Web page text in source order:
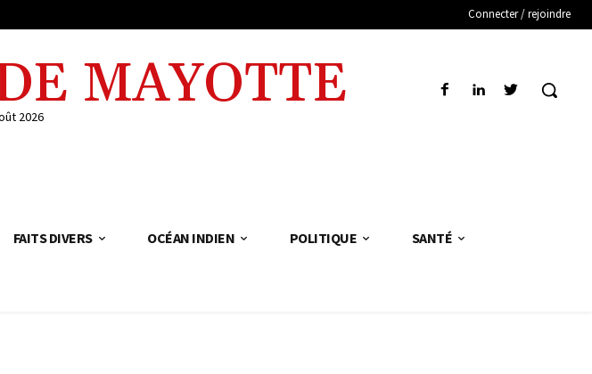
Connecter / rejoindre
MAYOTTE
2026
FAITS DIVERS OCÉAN INDIEN POLITIQUE SANTÉ